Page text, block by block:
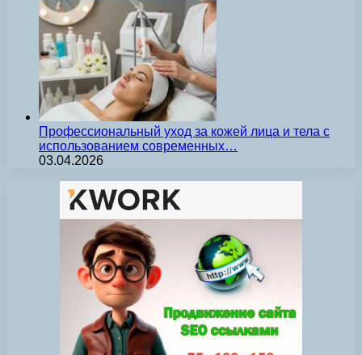
Профессиональный уход за кожей лица и тела с
использованием современных…
03.04.2026